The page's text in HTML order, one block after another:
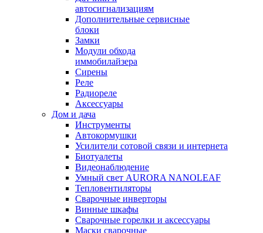
автосигнализациям
Дополнительные сервисные
блоки
Замки
Модули обхода
иммобилайзера
Сирены
Реле
Радиореле
Аксессуары
Дом и дача
Инструменты
Автокормушки
Усилители сотовой связи и интернета
Биотуалеты
Видеонаблюдение
Умный свет AURORA NANOLEAF
Тепловентиляторы
Сварочные инверторы
Винные шкафы
Сварочные горелки и аксессуары
Маски сварочные